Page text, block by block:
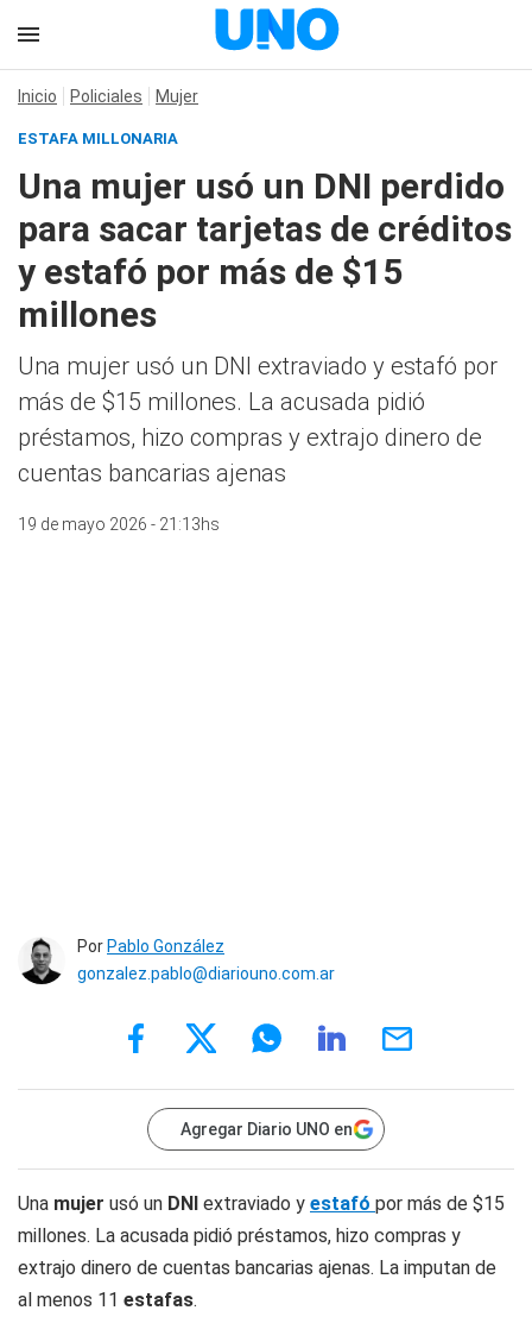
Inicio Policiales Mujer
ESTAFA MILLONARIA
Una mujer usó un DNI perdido
para sacar tarjetas de créditos
y estafó por más de $15
millones
Una mujer usó un DNI extraviado y estafó por
más de $15 millones. La acusada pidió
préstamos, hizo compras y extrajo dinero de
cuentas bancarias ajenas
19 de mayo 2026 - 21:13hs
Por Pablo González
gonzalez.pablo@diariouno.com.ar
Agregar Diario UNO en
Una mujer usó un DNI extraviado y estafó por más de $15
millones. La acusada pidió préstamos, hizo compras y
extrajo dinero de cuentas bancarias ajenas. La imputan de
al menos 11 estafas.